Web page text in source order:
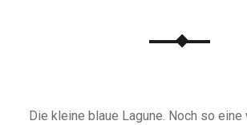
Die kleine blaue Lagune. Noch so